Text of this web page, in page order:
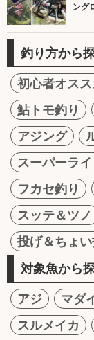
ング
釣り方から
初心者オスス
鮎トモ釣り
アジング
スーパーラ
フカセ釣り
スッテ＆ツノ
投げ＆ちょ
対象魚から
アジ マダ
スルメイカ